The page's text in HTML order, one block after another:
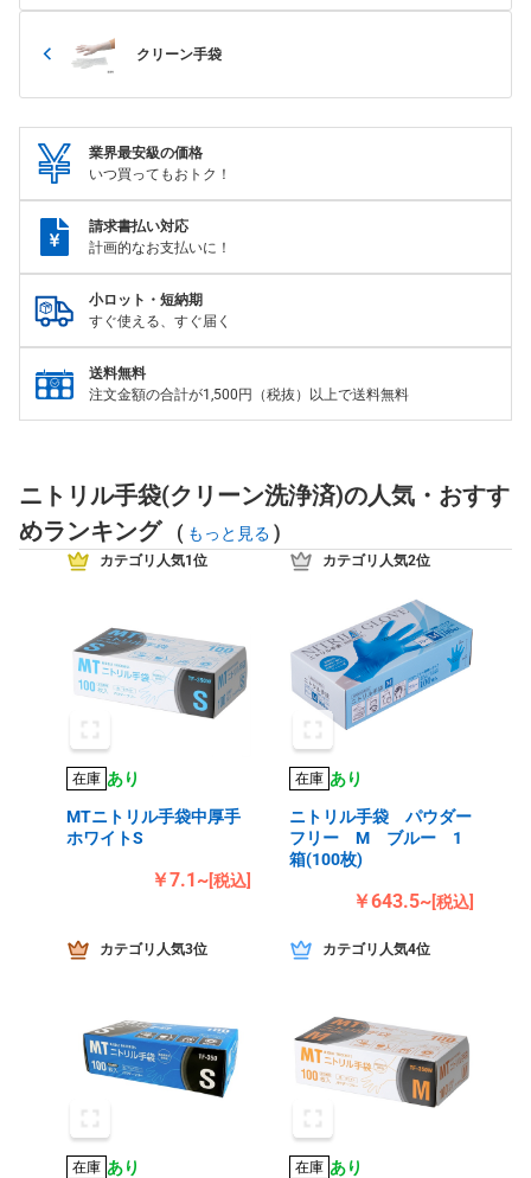
クリーン手袋
業界最安級の価格
いつ買ってもおトク！
請求書払い対応
計画的なお支払いに！
小ロット・短納期
すぐ使える、すぐ届く
送料無料
注文金額の合計が1,500円（税抜）以上で送料無料
ニトリル手袋(クリーン洗浄済)の人気・おすす
めランキング
( もっと見る )
カテゴリ人気1位
在庫 あり
MTニトリル手袋中厚手
ホワイトS
￥7.1~[税込]
カテゴリ人気2位
在庫 あり
ニトリル手袋 パウダー
フリー M ブルー 1
箱(100枚)
￥643.5~[税込]
カテゴリ人気3位
在庫 あり
カテゴリ人気4位
在庫 あり